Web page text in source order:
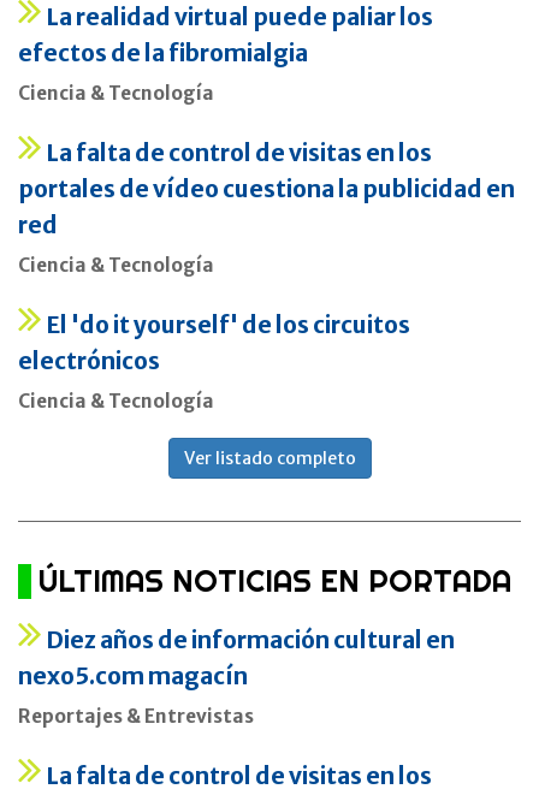
La realidad virtual puede paliar los
efectos de la fibromialgia
Ciencia & Tecnología
La falta de control de visitas en los
portales de vídeo cuestiona la publicidad en
red
Ciencia & Tecnología
El 'do it yourself' de los circuitos
electrónicos
Ciencia & Tecnología
Ver listado completo
ÚLTIMAS NOTICIAS EN PORTADA
Diez años de información cultural en
nexo5.com magacín
Reportajes & Entrevistas
La falta de control de visitas en los